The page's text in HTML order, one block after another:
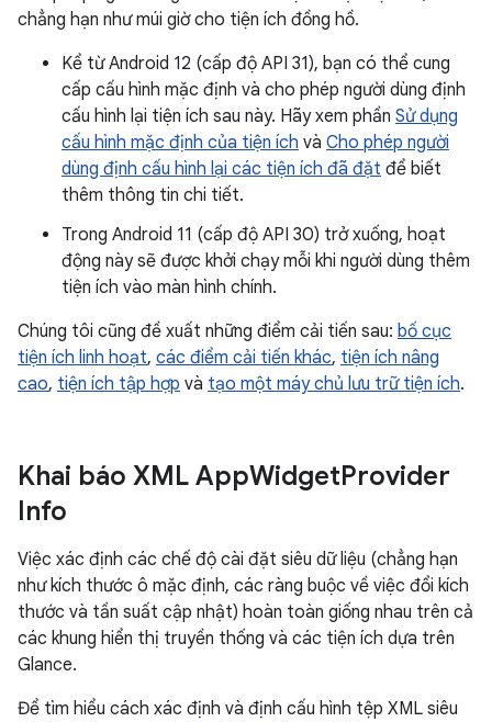
chẳng hạn như múi giờ cho tiện ích đồng hồ.
Kể từ Android 12 (cấp độ API 31), bạn có thể cung
cấp cấu hình mặc định và cho phép người dùng định
cấu hình lại tiện ích sau này. Hãy xem phần Sử dụng
cấu hình mặc định của tiện ích và Cho phép người
dùng định cấu hình lại các tiện ích đã đặt để biết
thêm thông tin chi tiết.
Trong Android 11 (cấp độ API 30) trở xuống, hoạt
động này sẽ được khởi chạy mỗi khi người dùng thêm
tiện ích vào màn hình chính.
Chúng tôi cũng đề xuất những điểm cải tiến sau: bố cục
tiện ích linh hoạt, các điểm cải tiến khác, tiện ích nâng
cao, tiện ích tập hợp và tạo một máy chủ lưu trữ tiện ích.
Khai báo XML AppWidgetProvider
Info
Việc xác định các chế độ cài đặt siêu dữ liệu (chẳng hạn
như kích thước ô mặc định, các ràng buộc về việc đổi kích
thước và tần suất cập nhật) hoàn toàn giống nhau trên cả
các khung hiển thị truyền thống và các tiện ích dựa trên
Glance.
Để tìm hiểu cách xác định và định cấu hình tệp XML siêu